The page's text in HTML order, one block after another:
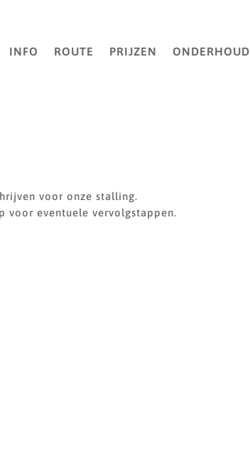
INFO ROUTE PRIJZEN ONDERHOUD
voor onze stalling.
voor eventuele vervolgstappen.